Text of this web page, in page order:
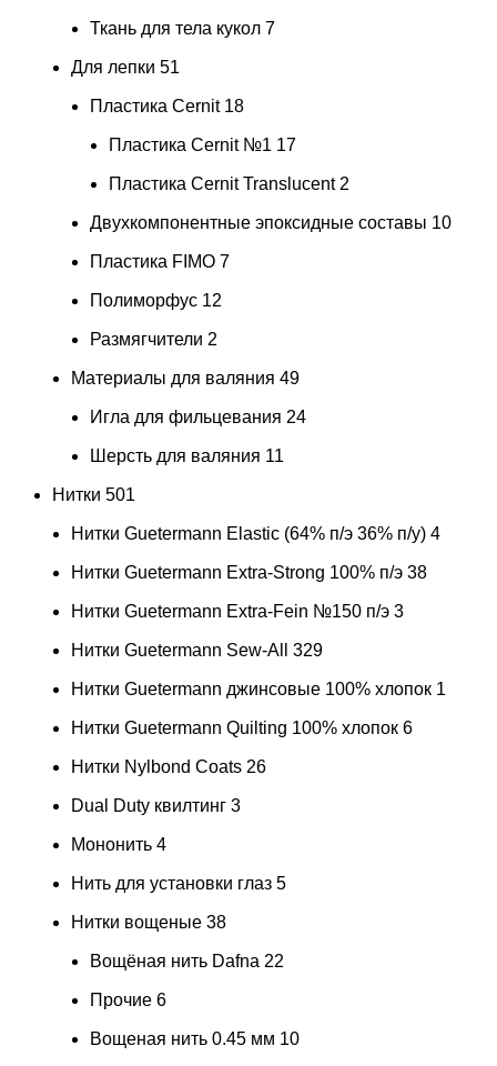
Ткань для тела кукол 7
Для лепки 51
Пластика Cernit 18
Пластика Cernit №1 17
Пластика Cernit Translucent 2
Двухкомпонентные эпоксидные составы 10
Пластика FIMO 7
Полиморфус 12
Размягчители 2
Материалы для валяния 49
Игла для фильцевания 24
Шерсть для валяния 11
Нитки 501
Нитки Guetermann Elastic (64% п/э 36% п/у) 4
Нитки Guetermann Extra-Strong 100% п/э 38
Нитки Guetermann Extra-Fein №150 п/э 3
Нитки Guetermann Sew-All 329
Нитки Guetermann джинсовые 100% хлопок 1
Нитки Guetermann Quilting 100% хлопок 6
Нитки Nylbond Coats 26
Dual Duty квилтинг 3
Мононить 4
Нить для установки глаз 5
Нитки вощеные 38
Вощёная нить Dafna 22
Прочие 6
Вощеная нить 0.45 мм 10